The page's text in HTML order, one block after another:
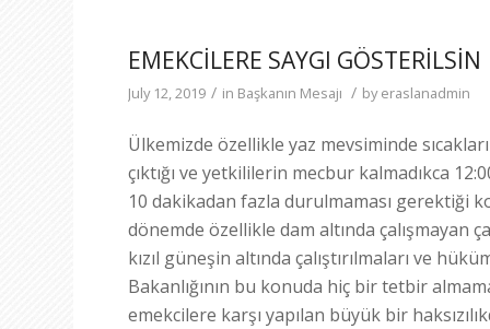
EMEKCİLERE SAYGI GÖSTERİLSİN
July 12, 2019 / in Başkanın Mesajı / byeraslanadmin
Ülkemizde özellikle yaz mevsiminde
çıktığı ve yetkililerin mecbur kalmadıkca
10 dakikadan fazla durulmaması gerektiği
dönemde özellikle dam altında çalışmayan
kızıl güneşin altında çalıştırılmaları ve
Bakanlığının bu konuda hiç bir tetbir
emekcilere karşı yapılan büyük bir